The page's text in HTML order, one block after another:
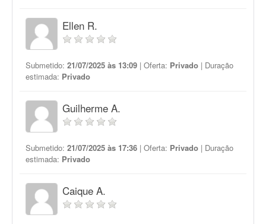
Ellen R.
Submetido: 21/07/2025 às 13:09 | Oferta: Privado | Duração
estimada: Privado
Guilherme A.
Submetido: 21/07/2025 às 17:36 | Oferta: Privado | Duração
estimada: Privado
Caique A.